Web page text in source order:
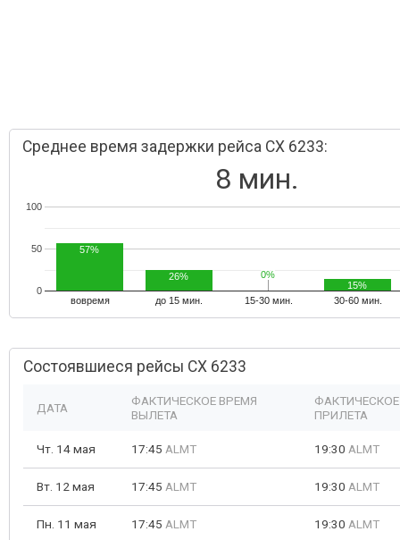
Среднее время задержки рейса CX 6233:
8 мин.
вовремя до 15 мин. 15-30 мин. 30-60 мин.
0
50
100
57%
26% 0%
0%
15%
Состоявшиеся рейсы CX 6233
ДАТА
ФАКТИЧЕСКОЕ ВРЕМЯ
ВЫЛЕТА
ПРИЛЕТА
Чт. 14 мая 17:45 ALMT 19:30 ALMT
Вт. 12 мая 17:45 ALMT 19:30 ALMT
Пн. 11 мая 17:45 ALMT 19:30 ALMT